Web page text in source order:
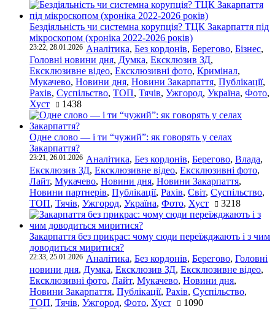
Бездіяльність чи системна корупція? ТЦК Закарпаття під
мікроскопом (хроніка 2022-2026 років)
23:22, 28.01.2026 Аналітика, Без кордонів, Берегово, Бізнес,
Головні новини дня, Думка, Ексклюзив ЗД,
Ексклюзивне відео, Ексклюзивні фото, Кримінал,
Мукачево, Новини дня, Новини Закарпаття, Публікації,
Рахів, Суспільство, ТОП, Тячів, Ужгород, Україна, Фото,
Хуст
1438
Одне слово — і ти “чужий”: як говорять у селах
Закарпаття?
23:21, 26.01.2026 Аналітика, Без кордонів, Берегово, Влада,
Ексклюзив ЗД, Ексклюзивне відео, Ексклюзивні фото,
Лайт, Мукачево, Новини дня, Новини Закарпаття,
Новини партнерів, Публікації, Рахів, Світ, Суспільство,
ТОП, Тячів, Ужгород, Україна, Фото, Хуст 3218
Закарпаття без прикрас: чому сюди переїжджають і з чим
доводиться миритися?
22:33, 25.01.2026 Аналітика, Без кордонів, Берегово, Головні
новини дня, Думка, Ексклюзив ЗД, Ексклюзивне відео,
Ексклюзивні фото, Лайт, Мукачево, Новини дня,
Новини Закарпаття, Публікації, Рахів, Суспільство,
ТОП, Тячів, Ужгород, Фото, Хуст 1090